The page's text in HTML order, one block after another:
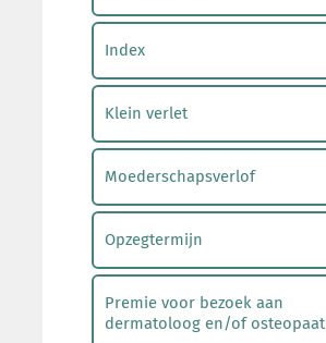
Index
Klein verlet
Moederschapsverlof
Opzegtermijn
Premie voor bezoek aan
dermatoloog en/of osteopaat